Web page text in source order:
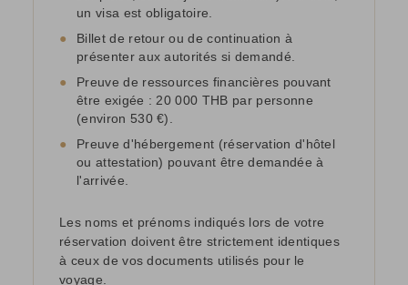
un visa est obligatoire.
●
Billet de retour ou de continuation à
présenter aux autorités si demandé.
●
Preuve de ressources financières pouvant
être exigée : 20 000 THB par personne
(environ 530 €).
●
Preuve d'hébergement (réservation d'hôtel
ou attestation) pouvant être demandée à
l'arrivée.
Les noms et prénoms indiqués lors de votre
réservation doivent être strictement identiques
à ceux de vos documents utilisés pour le
voyage.